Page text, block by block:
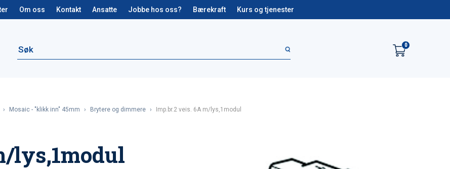
Om oss Kontakt Ansatte Jobbe hos oss? Bærekraft Kurs og tjenester
0
› Mosaic - "klikk inn" 45mm › Brytere og dimmere › Imp.br.2 veis. 6A m/lys,1modul
lys,1modul